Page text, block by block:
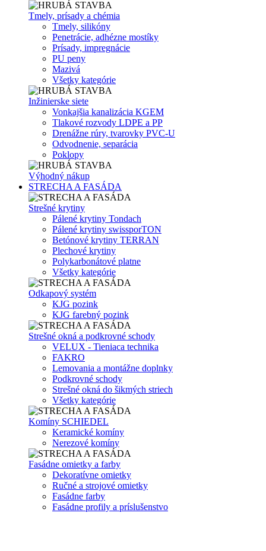
Tmely, prísady a chémia
Tmely, silikóny
Penetrácie, adhézne mostíky
Prísady, impregnácie
PU peny
Mazivá
Všetky kategórie
Inžinierske siete
Vonkajšia kanalizácia KGEM
Tlakové rozvody LDPE a PP
Drenážne rúry, tvarovky PVC-U
Odvodnenie, separácia
Poklopy
Výhodný nákup
STRECHA A FASÁDA
Strešné krytiny
Pálené krytiny Tondach
Pálené krytiny swissporTON
Betónové krytiny TERRAN
Plechové krytiny
Polykarbonátové platne
Všetky kategórie
Odkapový systém
KJG pozink
KJG farebný pozink
Strešné okná a podkrovné schody
VELUX - Tieniaca technika
FAKRO
Lemovania a montážne doplnky
Podkrovné schody
Strešné okná do šikmých striech
Všetky kategórie
Komíny SCHIEDEL
Keramické komíny
Nerezové komíny
Fasádne omietky a farby
Dekoratívne omietky
Ručné a strojové omietky
Fasádne farby
Fasádne profily a príslušenstvo